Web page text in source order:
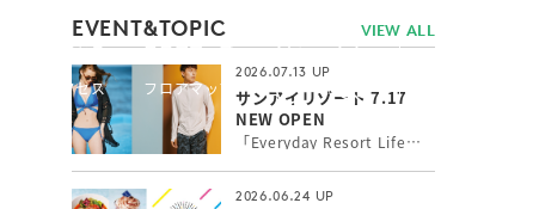
アクセス フロアマップ JP
繁體
アクセス フロアマップ
EVENT&TOPIC VIEW ALL
2026.07.13
サンアイリゾート 7.17
NEW OPEN
「Everyday Resort Life」 いつもワクワク感を感じたい！新しい自分に出会いたい！そんな女性の願いを叶えるトータルリゾートウェアを提案。 シルエットと機能性にこだわったトレンドの最新水着やインポート水着、長時間の外遊びに最高ランクUPF50+機能付水陸両用アクティブウェア、カップルでのご旅行にペアコーデもできるメンズ水着をお取り扱いしています。
2026.06.24